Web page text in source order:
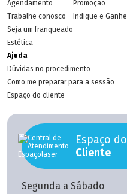
Agendamento
Trabalhe conosco
Seja um franqueado
Estética
Promoção
Indique e Ganhe
Ajuda
Dúvidas no procedimento
Como me preparar para a sessão
Espaço do cliente
Espaço do
Cliente
Segunda a Sábado